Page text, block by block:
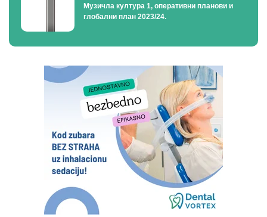
Музичла култура 1, оперативни планови и
глобални план 2023/24.